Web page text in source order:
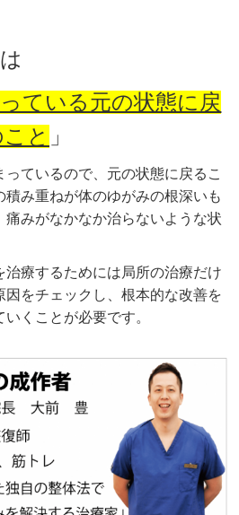
ている元の状態に戻
と 」
ているので、元の状態に戻るこ
積み重ねが体のゆがみの根深いも
痛みがなかなか治らないような状
治療するためには局所の治療だけ
因をチェックし、根本的な改善を
くことが必要です。